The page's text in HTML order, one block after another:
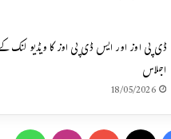
ڈی پی اوز اور ایس ڈی پی اوز کا ویڈیو لنک
اجلاس
18/05/2026